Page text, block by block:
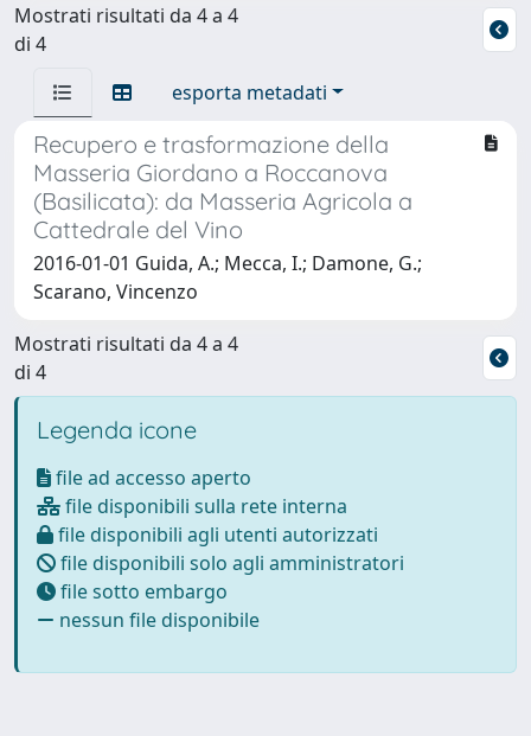
Mostrati risultati da 4 a 4
di 4
esporta metadati
Recupero e trasformazione della
Masseria Giordano a Roccanova
(Basilicata): da Masseria Agricola a
Cattedrale del Vino
2016-01-01 Guida, A.; Mecca, I.; Damone, G.;
Scarano, Vincenzo
Mostrati risultati da 4 a 4
di 4
Legenda icone
file ad accesso aperto
file disponibili sulla rete interna
file disponibili agli utenti autorizzati
file disponibili solo agli amministratori
file sotto embargo
nessun file disponibile